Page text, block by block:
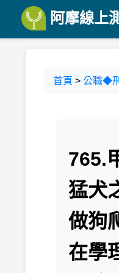
阿摩線上
首頁 > 公職◆
765.
猛犬
做狗
在學